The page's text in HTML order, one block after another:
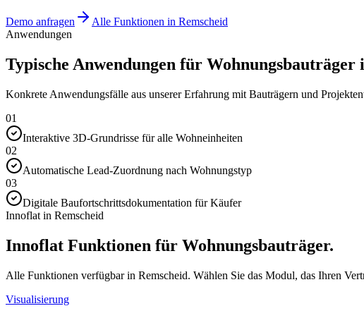
Demo anfragen
Alle Funktionen in Remscheid
Anwendungen
Typische Anwendungen für Wohnungsbauträger
Konkrete Anwendungsfälle aus unserer Erfahrung mit Bauträgern und
01
Interaktive 3D-Grundrisse für alle Wohneinheiten
02
Automatische Lead-Zuordnung nach Wohnungstyp
03
Digitale Baufortschrittsdokumentation für Käufer
Innoflat in Remscheid
Innoflat Funktionen für Wohnungsbauträger.
Alle Funktionen verfügbar in Remscheid. Wählen Sie das Modul, das Ihren
Visualisierung